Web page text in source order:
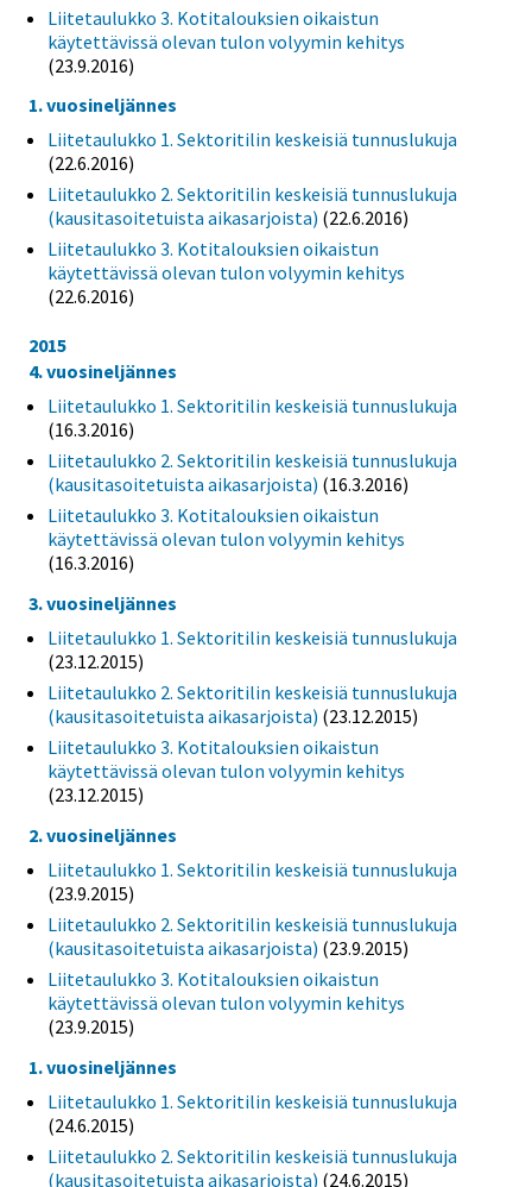
Liitetaulukko 3. Kotitalouksien oikaistun
käytettävissä olevan tulon volyymin kehitys
(23.9.2016)
1. vuosineljännes
Liitetaulukko 1. Sektoritilin keskeisiä tunnuslukuja
(22.6.2016)
Liitetaulukko 2. Sektoritilin keskeisiä tunnuslukuja
(kausitasoitetuista aikasarjoista) (22.6.2016)
Liitetaulukko 3. Kotitalouksien oikaistun
käytettävissä olevan tulon volyymin kehitys
(22.6.2016)
2015
4. vuosineljännes
Liitetaulukko 1. Sektoritilin keskeisiä tunnuslukuja
(16.3.2016)
Liitetaulukko 2. Sektoritilin keskeisiä tunnuslukuja
(kausitasoitetuista aikasarjoista) (16.3.2016)
Liitetaulukko 3. Kotitalouksien oikaistun
käytettävissä olevan tulon volyymin kehitys
(16.3.2016)
3. vuosineljännes
Liitetaulukko 1. Sektoritilin keskeisiä tunnuslukuja
(23.12.2015)
Liitetaulukko 2. Sektoritilin keskeisiä tunnuslukuja
(kausitasoitetuista aikasarjoista) (23.12.2015)
Liitetaulukko 3. Kotitalouksien oikaistun
käytettävissä olevan tulon volyymin kehitys
(23.12.2015)
2. vuosineljännes
Liitetaulukko 1. Sektoritilin keskeisiä tunnuslukuja
(23.9.2015)
Liitetaulukko 2. Sektoritilin keskeisiä tunnuslukuja
(kausitasoitetuista aikasarjoista) (23.9.2015)
Liitetaulukko 3. Kotitalouksien oikaistun
käytettävissä olevan tulon volyymin kehitys
(23.9.2015)
1. vuosineljännes
Liitetaulukko 1. Sektoritilin keskeisiä tunnuslukuja
(24.6.2015)
Liitetaulukko 2. Sektoritilin keskeisiä tunnuslukuja
(kausitasoitetuista aikasarjoista) (24.6.2015)